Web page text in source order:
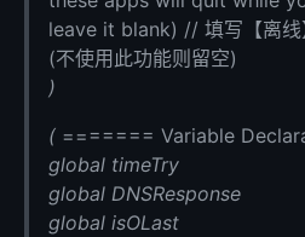
leave it blank) // 填写【离线
(不使用此功能则留空)
)
( ======= Variable
global timeTry
global DNSResponse
global isOLast